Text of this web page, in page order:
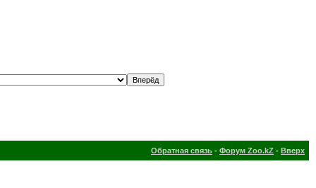
Обратная связь - Форум Zoo.kZ - Вверх